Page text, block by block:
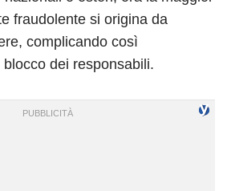
fraudolente si origina da
complicando così
blocco dei responsabili.